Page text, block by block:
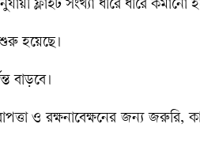
ফ্লাইট সংখ্যা ধীরে ধীরে কমানো
হয়েছে।
বাড়বে।
ও রক্ষনাবেক্ষনের জন্য জরুরি,